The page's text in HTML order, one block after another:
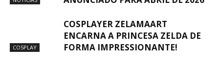
COSPLAY
COSPLAYER ZELAMAART
ENCARNA A PRINCESA ZELDA DE
FORMA IMPRESSIONANTE!